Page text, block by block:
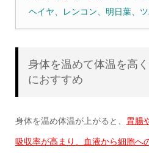
ヘイヤ、レンコン、明日葉、
身体を温めて体温を高
におすすめ
身体を温め体温が上がると、 胃腸
吸収率が高まり、血液から細胞へ